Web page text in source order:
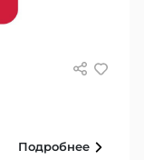
Подробнее